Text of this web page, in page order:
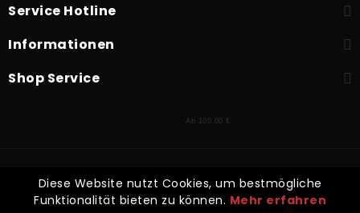
Service Hotline
Informationen
Shop Service
Ab 100,00 €
ggf. Nachnahmegebühren, wenn nicht anders beschrieben
Diese Website nutzt Cookies, um bestmögliche
Funktionalität bieten zu können. Mehr erfahren